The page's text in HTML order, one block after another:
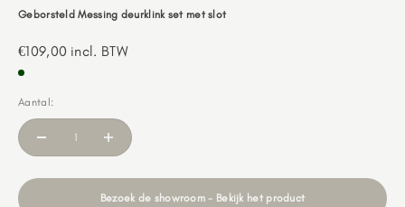
Geborsteld Messing deurklink set met slot
Aanbiedingsprijs
€109,00 incl. BTW
Aantal:
Bezoek de showroom - Bekijk het product